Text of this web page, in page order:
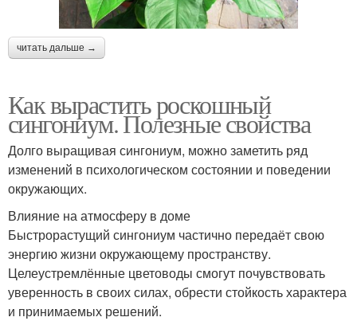
читать дальше →
Как вырастить роскошный
сингониум. Полезные свойства
Долго выращивая сингониум, можно заметить ряд
изменений в психологическом состоянии и поведении
окружающих.
Влияние на атмосферу в доме
Быстрорастущий сингониум частично передаёт свою
энергию жизни окружающему пространству.
Целеустремлённые цветоводы смогут почувствовать
уверенность в своих силах, обрести стойкость характера
и принимаемых решений.